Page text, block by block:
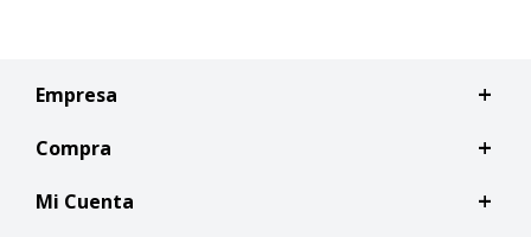
Empresa
Compra
Mi Cuenta